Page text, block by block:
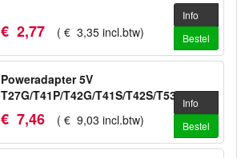
€ 2,77 ( € 3,35 incl.btw)
Info
Bestel
Poweradapter 5V
T27G/T41P/T42G/T41S/T42S/T53/T53W/WH64
€ 7,46 ( € 9,03 incl.btw)
Info
Bestel